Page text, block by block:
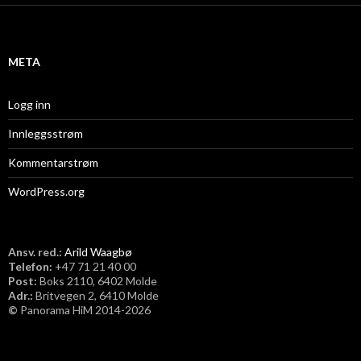
i
META
Logg inn
Innleggsstrøm
Kommentarstrøm
WordPress.org
Ansv. red.: Arild Waagbø
Telefon: ​+47 71 21 40 00
Post: Boks 2110, 6402 Molde
Adr.: Britvegen 2, 6410 Molde
© Panorama HiM 2014-2026